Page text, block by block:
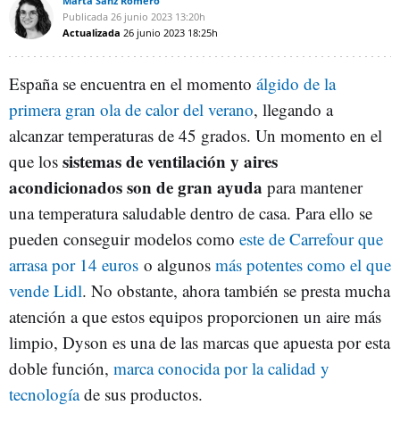
Publicada 26 junio 2023 13:20h
Actualizada 26 junio 2023 18:25h
España se encuentra en el momento álgido de la
primera gran ola de calor del verano, llegando a
alcanzar temperaturas de 45 grados. Un momento en el
que los sistemas de ventilación y aires
acondicionados son de gran ayuda para mantener
una temperatura saludable dentro de casa. Para ello se
pueden conseguir modelos como este de Carrefour que
arrasa por 14 euros o algunos más potentes como el que
vende Lidl. No obstante, ahora también se presta mucha
atención a que estos equipos proporcionen un aire más
limpio, Dyson es una de las marcas que apuesta por esta
doble función, marca conocida por la calidad y
tecnologíade sus productos.